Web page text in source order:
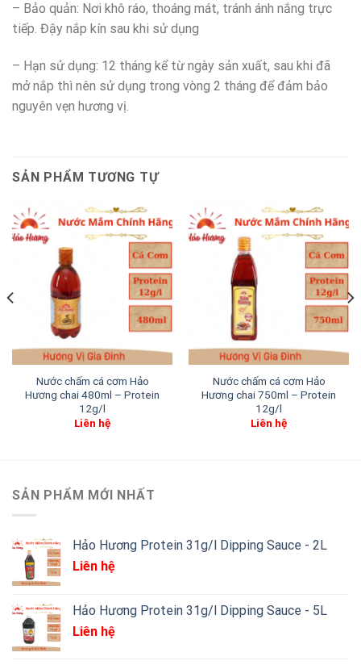
– Bảo quản: Nơi khô ráo, thoáng mát, tránh ánh nắng trực
tiếp. Đậy nắp kín sau khi sử dụng
– Hạn sử dụng: 12 tháng kể từ ngày sản xuất, sau khi đã
mở nắp thì nên sử dụng trong vòng 2 tháng để đảm bảo
nguyên vẹn hương vị.
SẢN PHẨM TƯƠNG TỰ
Nước chấm cá cơm Hảo
Hương chai 480ml – Protein
12g/l
Liên hệ
Nước chấm cá cơm Hảo
Hương chai 750ml – Protein
12g/l
Liên hệ
SẢN PHẨM MỚI NHẤT
Hảo Hương Protein 31g/l Dipping Sauce - 2L
Liên hệ
Hảo Hương Protein 31g/l Dipping Sauce - 5L
Liên hệ